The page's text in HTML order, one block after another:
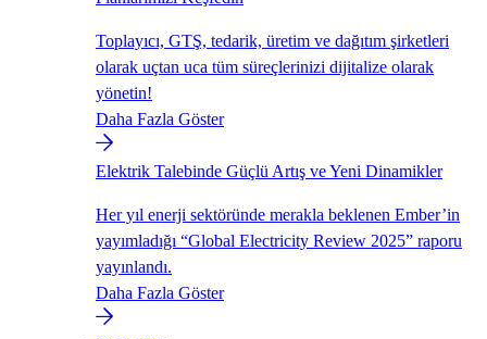
Toplayıcı, GTŞ, tedarik, üretim ve dağıtım şirketleri
olarak uçtan uca tüm süreçlerinizi dijitalize olarak
yönetin!
Daha Fazla Göster
Elektrik Talebinde Güçlü Artış ve Yeni Dinamikler
Her yıl enerji sektöründe merakla beklenen Ember’in
yayımladığı “Global Electricity Review 2025” raporu
yayınlandı.
Daha Fazla Göster